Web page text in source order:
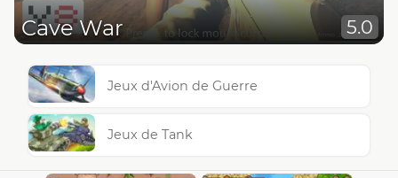
Cave War 5.0
Jeux d'Avion de Guerre
Jeux de Tank